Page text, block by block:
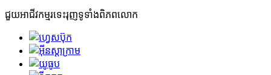
ជួយអាជីវកម្មរទេះរុញទូទាំងពិភពលោក